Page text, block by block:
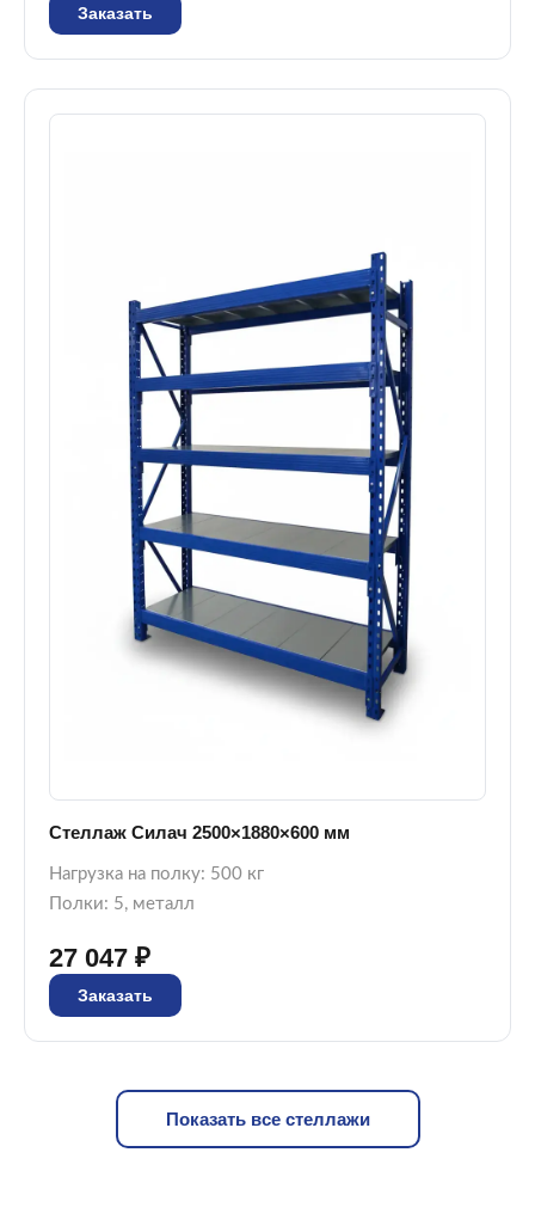
Заказать
Стеллаж Силач 2500×1880×600 мм
Нагрузка на полку: 500 кг
Полки: 5, металл
27 047 ₽
Заказать
Показать все стеллажи